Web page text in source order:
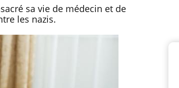
sa vie de médecin et de
les nazis.